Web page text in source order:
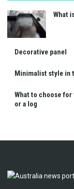
What
Decorative panel
Minimalist style in
What to choose
or a log